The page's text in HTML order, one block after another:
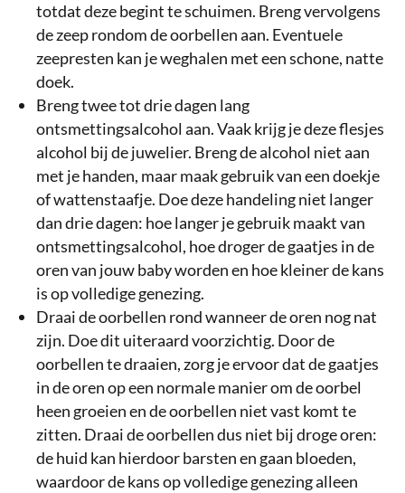
totdat deze begint te schuimen. Breng vervolgens
de zeep rondom de oorbellen aan. Eventuele
zeepresten kan je weghalen met een schone, natte
doek.
Breng twee tot drie dagen lang
ontsmettingsalcohol aan. Vaak krijg je deze flesjes
alcohol bij de juwelier. Breng de alcohol niet aan
met je handen, maar maak gebruik van een doekje
of wattenstaafje. Doe deze handeling niet langer
dan drie dagen: hoe langer je gebruik maakt van
ontsmettingsalcohol, hoe droger de gaatjes in de
oren van jouw baby worden en hoe kleiner de kans
is op volledige genezing.
Draai de oorbellen rond wanneer de oren nog nat
zijn. Doe dit uiteraard voorzichtig. Door de
oorbellen te draaien, zorg je ervoor dat de gaatjes
in de oren op een normale manier om de oorbel
heen groeien en de oorbellen niet vast komt te
zitten. Draai de oorbellen dus niet bij droge oren:
de huid kan hierdoor barsten en gaan bloeden,
waardoor de kans op volledige genezing alleen